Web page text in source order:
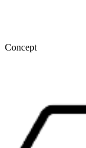
Concept